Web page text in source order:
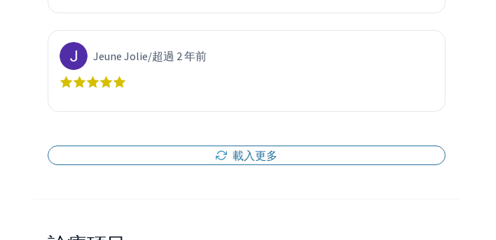
Jeune Jolie/超過 2 年前
載入更多